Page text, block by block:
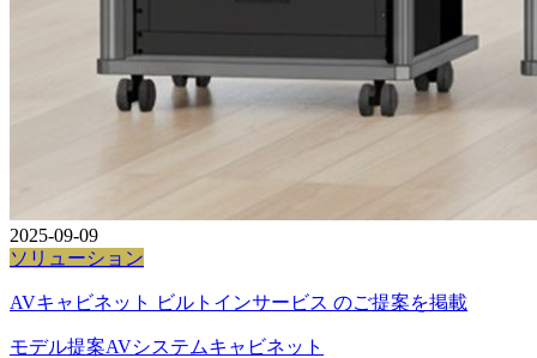
2025-09-09
ソリューション
AVキャビネット ビルトインサービス のご提案を掲載
モデル提案AVシステムキャビネット